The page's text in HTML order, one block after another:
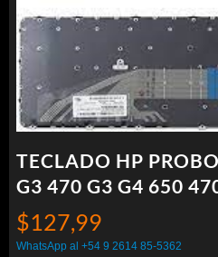
TECLADO HP
G3 470 G3 G4 650
$127,99
WhatsApp al +54 9 2614 85-5362